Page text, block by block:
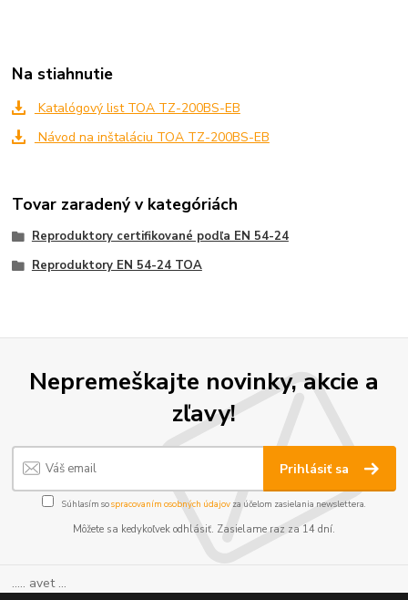
Na stiahnutie
Katalógový list TOA TZ-200BS-EB
Návod na inštaláciu TOA TZ-200BS-EB
Tovar zaradený v kategóriách
Reproduktory certifikované podľa EN 54-24
Reproduktory EN 54-24 TOA
Nepremeškajte novinky, akcie a
zľavy!
Prihlásiť sa
Súhlasím sospracovaním osobných údajov za účelom zasielania newslettera.
Môžete sa kedykoľvek odhlásiť. Zasielame raz za 14 dní.
..... avet ...